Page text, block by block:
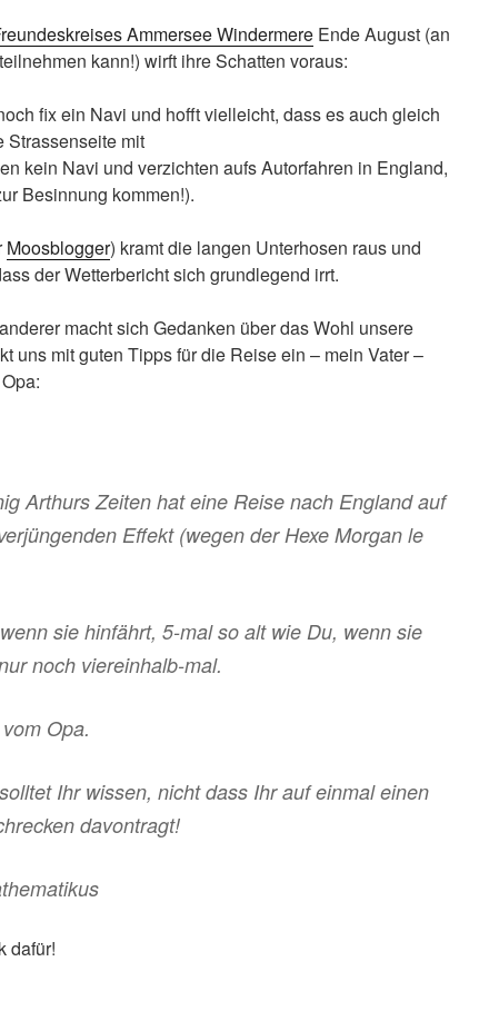
Ammersee Windermere Ende August (an
kann!) wirft ihre Schatten voraus:
fix ein Navi und hofft vielleicht, dass es auch gleich
Strassenseite mit
kein Navi und verzichten aufs Autorfahren in England,
Besinnung kommen!).
Moosblogger) kramt die langen Unterhosen raus und
der Wetterbericht sich grundlegend irrt.
macht sich Gedanken über das Wohl unsere
uns mit guten Tipps für die Reise ein – mein Vater –
Arthurs Zeiten hat eine Reise nach England auf
Effekt (wegen der Hexe Morgan le
sie hinfährt, 5-mal so alt wie Du, wenn sie
noch viereinhalb-mal.
Opa.
Ihr wissen, nicht dass Ihr auf einmal einen
davontragt!
dafür!